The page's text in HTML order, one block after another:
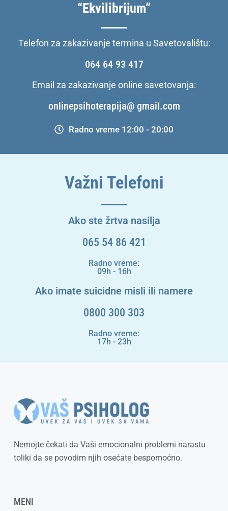
“Ekvilibrijum”
Telefon za zakazivanje termina u Savetovalištu:
064 64 93 417
Email za zakazivanje online savetovanja:
onlinepsihoterapija@ gmail.com
Radno vreme 12:00 - 20:00
Važni Telefoni
Ako ste žrtva nasilja
065 54 86 421
Radno vreme:
09h - 16h
Ako imate suicidne misli ili namere
0800 300 303
Radno vreme:
17h - 23h
Nemojte čekati da Vaši emocionalni problemi narastu
toliki da se povodim njih osećate bespomoćno.
MENI